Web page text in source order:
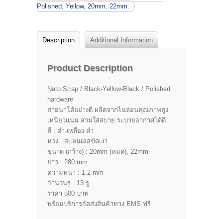
Polished Yellow, 20mm 22mm
Description Additional Information
Product Description
Nato Strap / Black-Yellow-Black / Polished
hardware
สายนาโต้อย่างดี ผลิตจากไนล่อนคุณภาพสูง
เหนียวแน่น สวมใส่สบาย ระบายอากาศได้ดี
สี : ดำ-เหลือง-ดำ
ห่วง : สแตนเลสขัดเงา
ขนาด (กว้าง) : 20mm (หมด), 22mm
ยาว : 280 mm
ความหนา : 1.2 mm
จำนวนรู : 13 รู
ราคา 500 บาท
พร้อมบริการจัดส่งสินค้าทาง EMS ฟรี